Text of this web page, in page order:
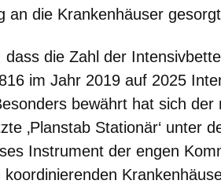
an die Krankenhäuser
die Zahl der
im Jahr 2019 auf 2025
bewährt hat sich der
‚Planstab Stationär‘ unter
Instrument der engen